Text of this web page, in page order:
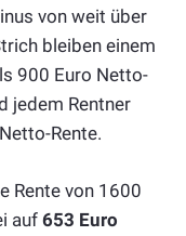
von weit über
bleiben einem
900 Euro Netto-
jedem Rentner
Rente.
Rente von 1600
auf 653 Euro